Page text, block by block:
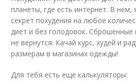
планеты, где есть интернет. В нем,
секрет похудения на любое
диет и без голодовок.
не вернутся. Качай курс, худей и
размерам в магазинах одежды!
Для тебя есть еще калькуляторы: